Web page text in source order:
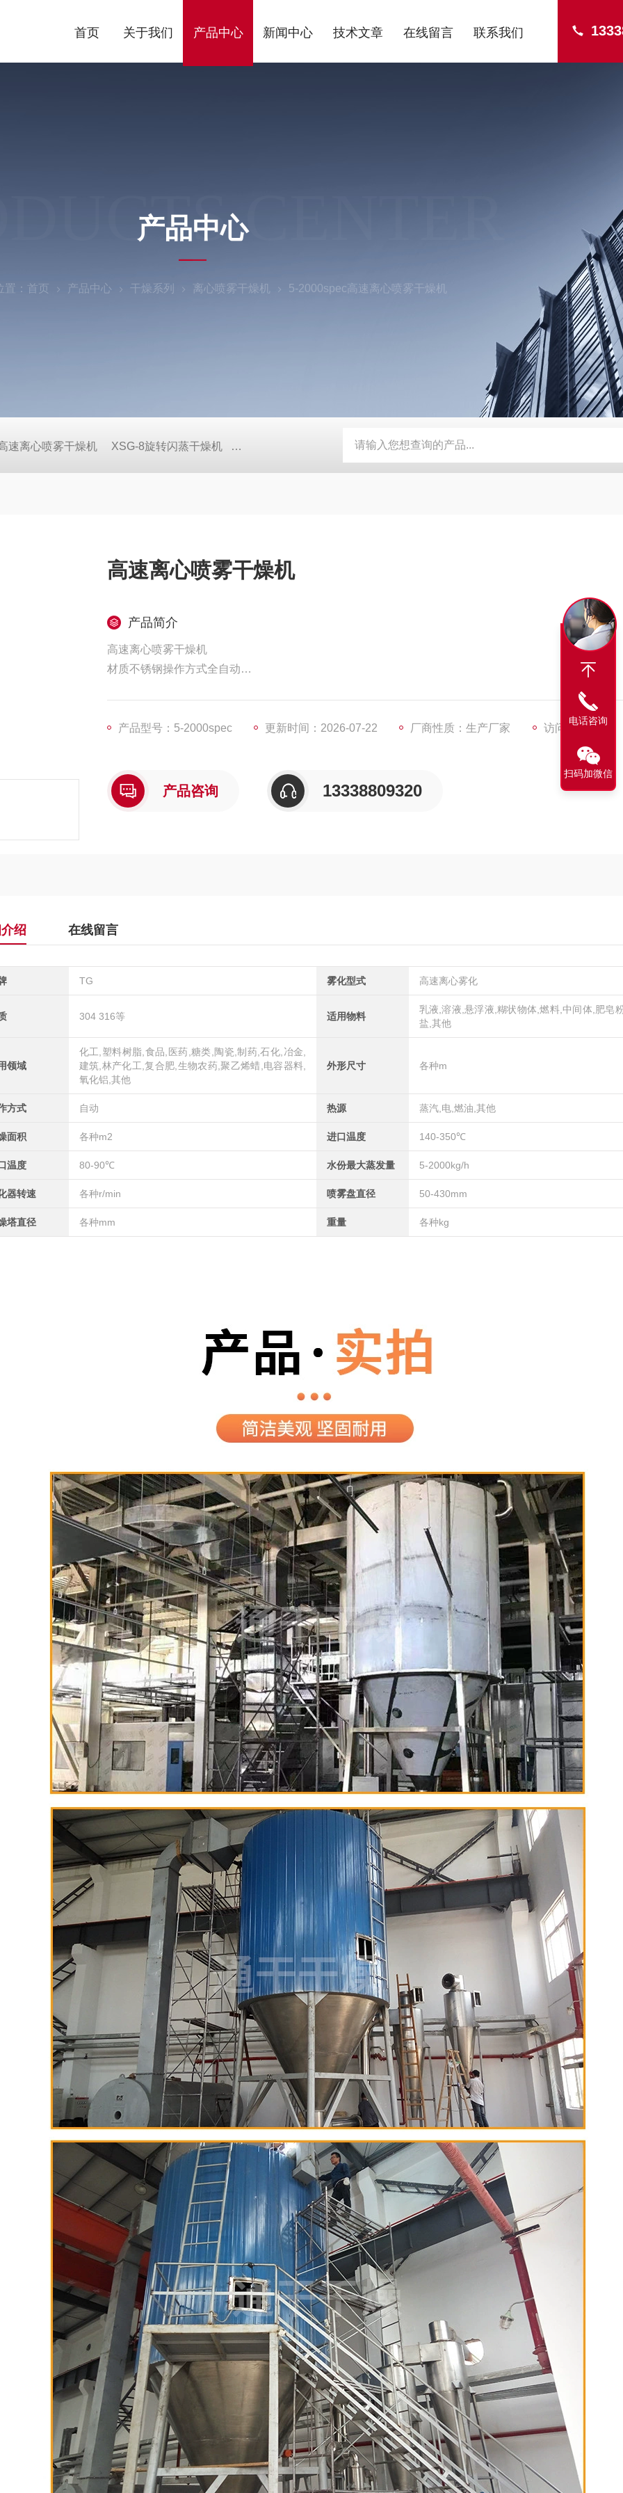
首页 关于我们 产品中心 新闻中心 技术文章 在线留言 联系我们
CENTER
产品中心
： 首页 产品中心 干燥系列 离心喷雾干燥机 5-2000spec高速离心喷雾干燥机
速离心喷雾干燥机 XSG-8旋转闪蒸干燥机 WLDH-0.1卧式螺带混合机 50压力喷雾冷却造粒机
高速离心喷雾干燥机
产品简介
高速离心喷雾干燥机
材质不锈钢操作方式全自动
适用物料乳液,溶液,悬浮液,糊状物体,中间体水份蒸发量100kg/h
产品大小大型自动化程度全自动
适用物料其他加热方式其他
产品型号：5-2000spec 更新时间：2026-07-22 厂商性质：生产厂家 访问量：3576
产品咨询 13338809320
绍 在线留言
TG 雾化型式 高速离心雾化
304 316等 适用物料
乳液,溶液,悬浮液,糊状物体,燃料,中间体,肥皂
盐,其他
领域
化工,塑料树脂,食品,医药,糖类,陶瓷,制药,石化,冶金,
建筑,林产化工,复合肥,生物农药,聚乙烯蜡,电容器料,
氧化铝,其他
外形尺寸 各种m
方式 自动 热源 蒸汽,电,燃油,其他
面积 各种m2 进口温度 140-350℃
温度 80-90℃ 水份最大蒸发量 5-2000kg/h
器转速 各种r/min 喷雾盘直径 50-430mm
塔直径 各种mm 重量 各种kg
电话咨询
扫码加微信